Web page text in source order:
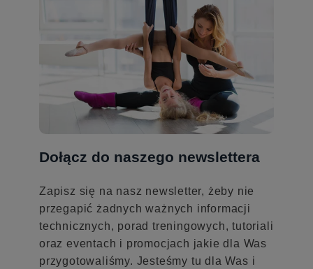
Dołącz do naszego newslettera
Zapisz się na nasz newsletter, żeby nie
przegapić żadnych ważnych informacji
technicznych, porad treningowych, tutoriali
oraz eventach i promocjach jakie dla Was
przygotowaliśmy. Jesteśmy tu dla Was i